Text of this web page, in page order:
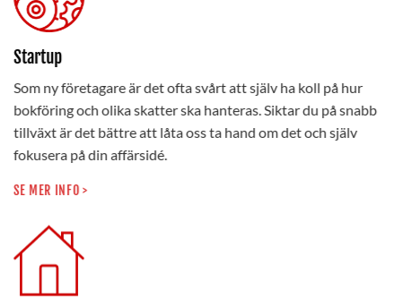
Startup
Som ny företagare är det ofta svårt att själv ha koll på hur
bokföring och olika skatter ska hanteras. Siktar du på snabb
tillväxt är det bättre att låta oss ta hand om det och själv
fokusera på din affärsidé.
SE MER INFO >